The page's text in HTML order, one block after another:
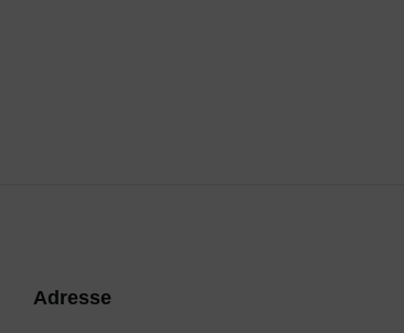
Adresse